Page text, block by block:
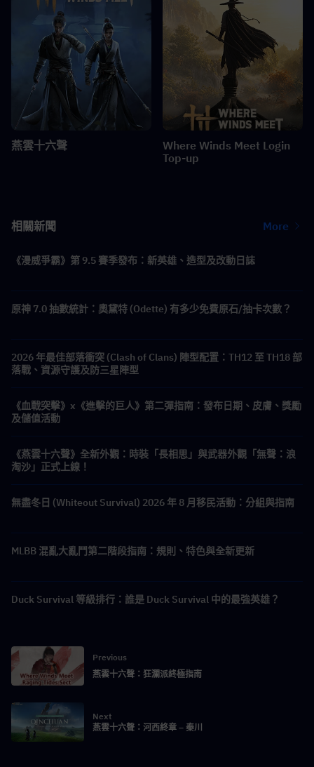
燕雲十六聲
Where Winds Meet Login
Top-up
相關新聞 More
《漫威爭霸》第 9.5 賽季發布：新英雄、造型及改動日誌
原神 7.0 抽數統計：奧黛特 (Odette) 有多少免費原石/抽卡次數？
2026 年最佳部落衝突 (Clash of Clans) 陣型配置：TH12 至 TH18 部
落戰、資源守護及防三星陣型
《血戰突擊》x《進擊的巨人》第二彈指南：發布日期、皮膚、獎勵
及儲值活動
《燕雲十六聲》全新外觀：時裝「長相思」與武器外觀「無聲：浪
淘沙」正式上線！
無盡冬日 (Whiteout Survival) 2026 年 8 月移民活動：分組與指南
MLBB 混亂大亂鬥第二階段指南：規則、特色與全新更新
Duck Survival 等級排行：誰是 Duck Survival 中的最強英雄？
Previous
燕雲十六聲：狂瀾派終極指南
Next
燕雲十六聲：河西終章 – 秦川